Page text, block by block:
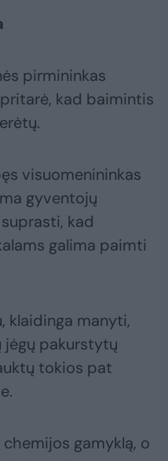
pirmininkas
kad baimintis
visuomenininkas
gyventojų
kad
galima paimti
klaidinga manyti,
jėgų pakurstytų
tokios pat
gamyklą, o